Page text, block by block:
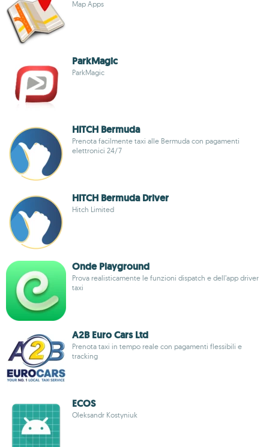
Map Apps
ParkMagic
ParkMagic
HITCH Bermuda
Prenota facilmente taxi alle Bermuda con pagamenti
elettronici 24/7
HITCH Bermuda Driver
Hitch Limited
Onde Playground
Prova realisticamente le funzioni dispatch e dell’app driver
taxi
A2B Euro Cars Ltd
Prenota taxi in tempo reale con pagamenti flessibili e
tracking
ECOS
Oleksandr Kostyniuk